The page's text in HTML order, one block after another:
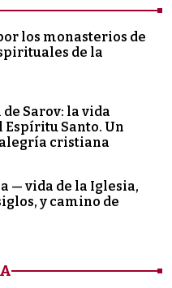
los monasterios de
de la
Sarov: la vida
Santo. Un
cristiana
— vida de la Iglesia,
y camino de